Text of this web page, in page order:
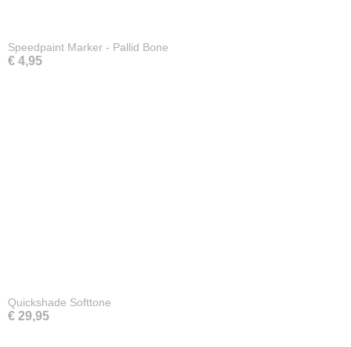
Speedpaint Marker - Pallid Bone
€ 4,95
Quickshade Softtone
€ 29,95